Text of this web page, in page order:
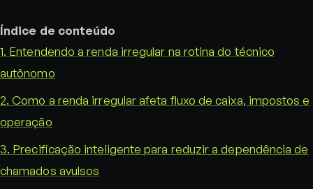
Índice de conteúdo
1. Entendendo a renda irregular na rotina do técnico
autônomo
2. Como a renda irregular afeta fluxo de caixa, impostos e
operação
3. Precificação inteligente para reduzir a dependência de
chamados avulsos